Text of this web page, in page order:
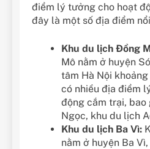
điểm lý tưởng cho hoạt
đây là một số địa điểm
Khu du lịch Đồng
Mô nằm ở huyện
tâm Hà Nội
có nhiều địa điểm
động cắm trại,
Ngọc, khu du lịch
Khu du lịch Ba Vì:
nằm ở huyện Ba